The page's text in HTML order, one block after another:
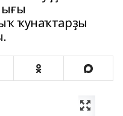
ҡунаҡтарҙы